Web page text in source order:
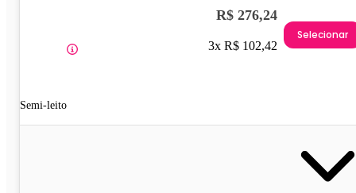
Semi-leito
R$ 276,24
3x R$ 102,42
Selecionar